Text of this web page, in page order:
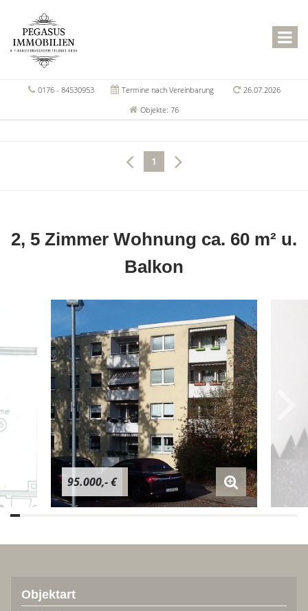
0176 - 84530953 Termine nach Vereinbarung
26.07.2026
Objekte: 76
1
2, 5 Zimmer Wohnung ca. 60 m² u.
Balkon
95.000,- €
Objektart